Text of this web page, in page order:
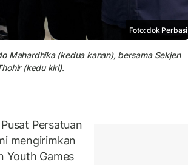
Foto: dok Perbasi
Mahardhika (kedua kanan), bersama Sekjen
(kedu kiri).
Persatuan
mengirimkan
Youth Games